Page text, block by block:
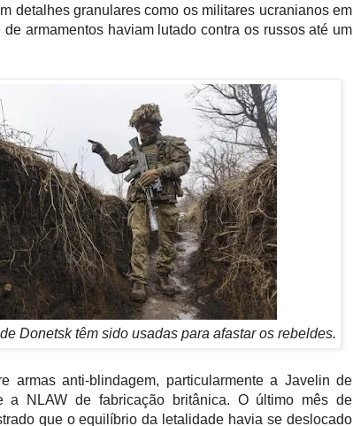
detalhes granulares como os militares ucranianos em
armamentos haviam lutado contra os russos até um
Donetsk têm sido usadas para afastar os rebeldes.
armas anti-blindagem, particularmente a Javelin de
a NLAW de fabricação britânica. O último mês de
que o equilíbrio da letalidade havia se deslocado